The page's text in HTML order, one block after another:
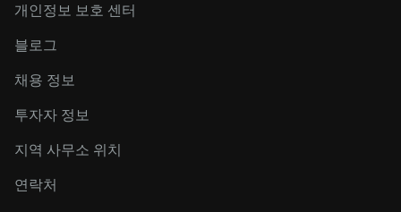
개인정보 보호 센터
블로그
채용 정보
투자자 정보
지역 사무소 위치
연락처